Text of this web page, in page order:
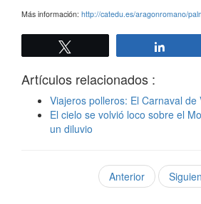
Más información: http://catedu.es/aragonromano/
Artículos relacionados :
Viajeros polleros: El Carnaval de
El cielo se volvió loco sobre el
un diluvio
Anterior